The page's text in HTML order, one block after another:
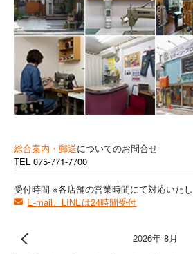
総合案内・郵送についてのお問合せ
TEL 075-771-7700
受付時間 ※各店舗の営業時間にて対応いたし
E-mail、LINEは24時間受付
2026年 8月